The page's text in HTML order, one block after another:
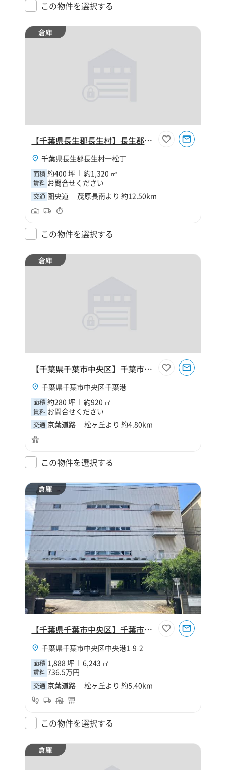
この物件を選択する
倉庫
【千葉県長生郡長生村】長生郡長生村一松丁400坪倉庫
千葉県長生郡長生村一松丁
面積 約400 坪 約1,320 ㎡
賃料 お問合せください
交通 圏央道 茂原長南より 約12.50km
この物件を選択する
倉庫
【千葉県千葉市中央区】千葉市中央区千葉港2丁目280坪倉庫
千葉県千葉市中央区千葉港
面積 約280 坪 約920 ㎡
賃料 お問合せください
交通 京葉道路 松ヶ丘より 約4.80km
この物件を選択する
倉庫
【千葉県千葉市中央区】千葉市中央区中央港1丁目1888坪倉庫
千葉県千葉市中央区中央港1-9-2
面積 1,888 坪 6,243 ㎡
賃料 736.5万円
交通 京葉道路 松ヶ丘より 約5.40km
この物件を選択する
倉庫